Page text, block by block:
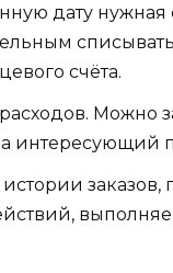
дату нужная
счёта.
Можно
интересующий
заказов,